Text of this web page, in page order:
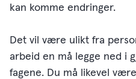
kan komme endringer.
Det vil være ulikt fra
arbeid en må legge ned i
fagene. Du må likevel